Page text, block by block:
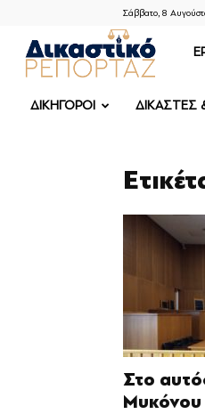
Σάββατο, 8
ΔΙΚΗΓΟΡΟΙ ΔΙΚΑΣΤΕΣ
Στο
Μυκόνου